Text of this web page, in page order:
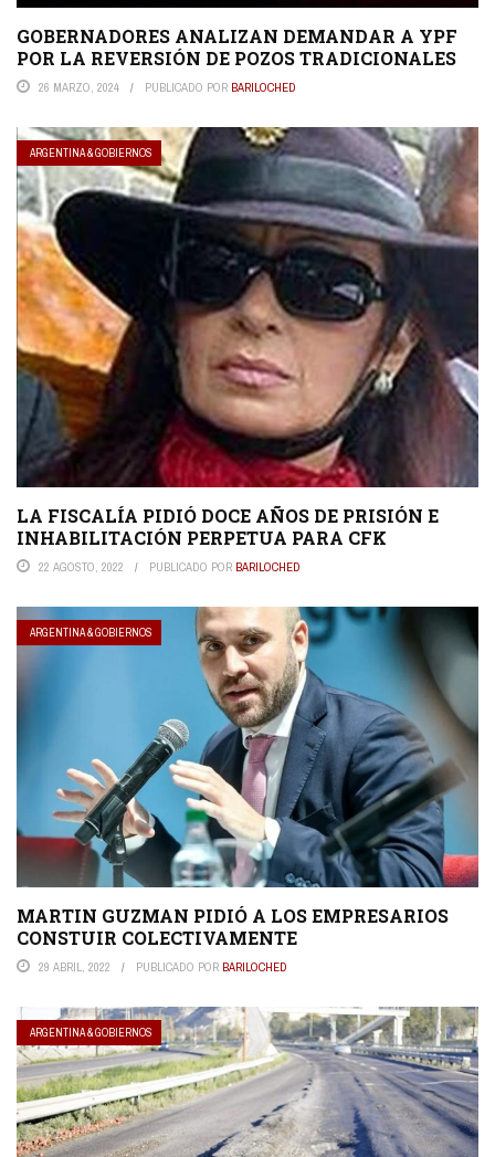
GOBERNADORES ANALIZAN DEMANDAR A YPF
POR LA REVERSIÓN DE POZOS TRADICIONALES
26 MARZO, 2024 PUBLICADO POR BARILOCHED
ARGENTINA & GOBIERNOS
LA FISCALÍA PIDIÓ DOCE AÑOS DE PRISIÓN E
INHABILITACIÓN PERPETUA PARA CFK
22 AGOSTO, 2022 PUBLICADO POR BARILOCHED
ARGENTINA & GOBIERNOS
MARTIN GUZMAN PIDIÓ A LOS EMPRESARIOS
CONSTUIR COLECTIVAMENTE
29 ABRIL, 2022 PUBLICADO POR BARILOCHED
ARGENTINA & GOBIERNOS